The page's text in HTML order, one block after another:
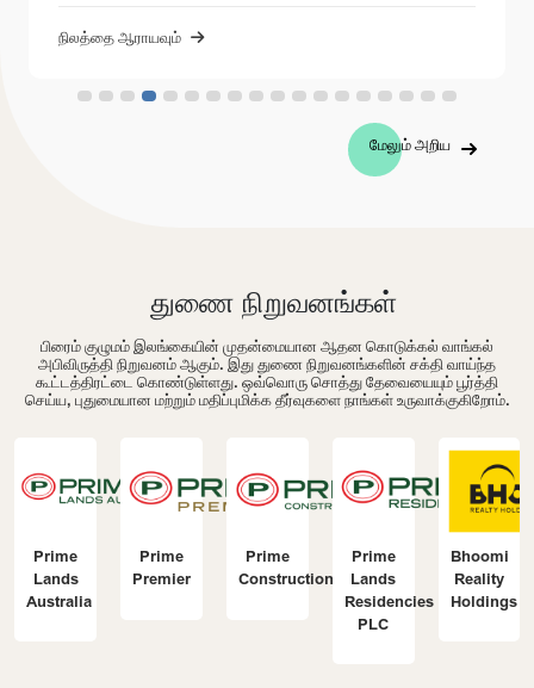
நிலத்தை ஆராயவும்
மேலும் அறிய
துணை நிறுவனங்கள்
பிரைம் குழுமம் இலங்கையின் முதன்மையான ஆதன கொடுக்கல் வாங்கல்
அபிவிருத்தி நிறுவனம் ஆகும். இது துணை நிறுவனங்களின் சக்தி வாய்ந்த
கூட்டத்திரட்டை கொண்டுள்ளது. ஒவ்வொரு சொத்து தேவையையும் பூர்த்தி
செய்ய, புதுமையான மற்றும் மதிப்புமிக்க தீர்வுகளை நாங்கள் உருவாக்குகிறோம்.
Prime
Lands
Australia
Prime
Premier
Prime
Construction
Prime
Lands
Residencies
PLC
Bhoomi
Reality
Holdings